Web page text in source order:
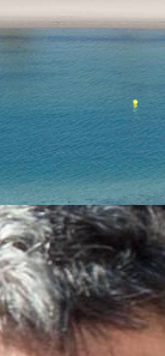
du Figaro
Challenge
- Destination
l'Or